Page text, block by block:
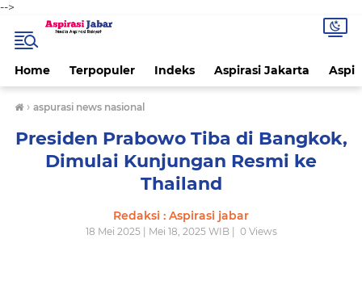
-->
Home Terpopuler Indeks Aspirasi Jakarta
› aspurasi news nasional
Presiden Prabowo Tiba di Bangkok,
Dimulai Kunjungan Resmi ke
Thailand
Redaksi : Aspirasi jabar
18 Mei 2025 | Mei 18, 2025 WIB | 0Views